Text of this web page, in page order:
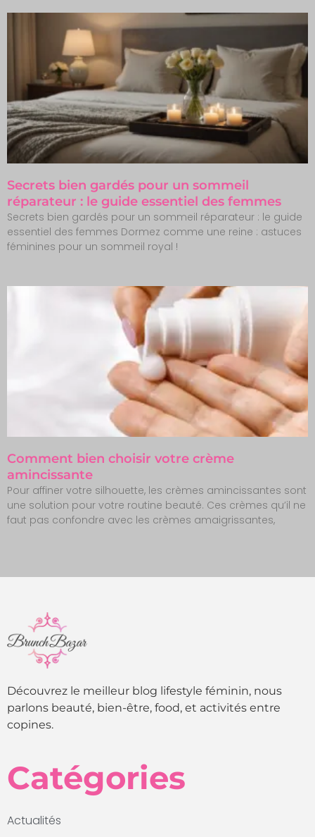
Secrets bien gardés pour un sommeil
réparateur : le guide essentiel des femmes
Secrets bien gardés pour un sommeil réparateur : le guide
essentiel des femmes Dormez comme une reine : astuces
féminines pour un sommeil royal !
Comment bien choisir votre crème
amincissante
Pour affiner votre silhouette, les crèmes amincissantes sont
une solution pour votre routine beauté. Ces crèmes qu’il ne
faut pas confondre avec les crèmes amaigrissantes,
Découvrez le meilleur blog lifestyle féminin, nous
parlons beauté, bien-être, food, et activités entre
copines.
Catégories
Actualités